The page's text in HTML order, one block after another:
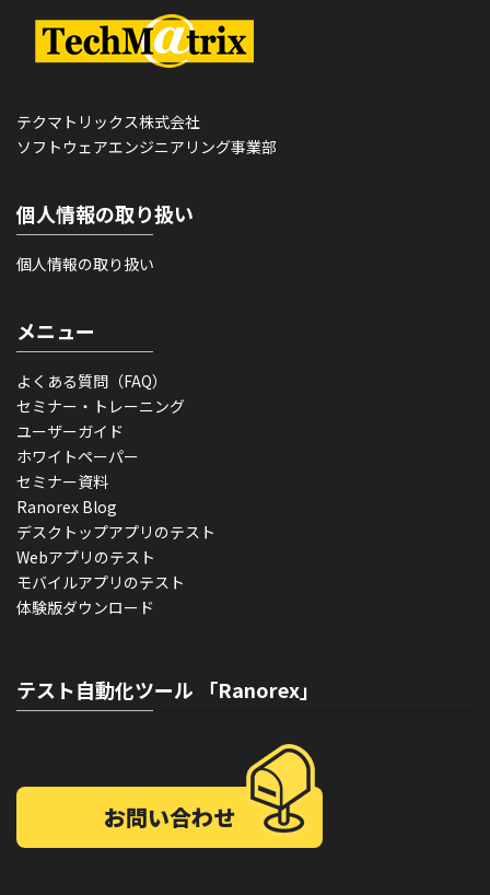
テクマトリックス株式会社
ソフトウェアエンジニアリング事業部
個人情報の取り扱い
個人情報の取り扱い
メニュー
よくある質問（FAQ）
セミナー・トレーニング
ユーザーガイド
ホワイトペーパー
セミナー資料
Ranorex Blog
デスクトップアプリのテスト
Webアプリのテスト
モバイルアプリのテスト
体験版ダウンロード
テスト自動化ツール 「Ranorex」
お問い合わせ